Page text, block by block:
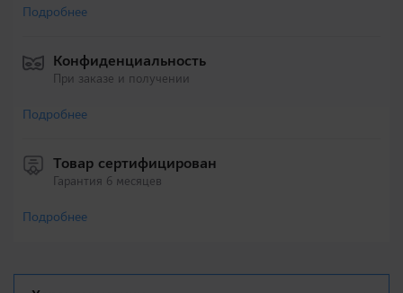
Подробнее
Конфиденциальность
При заказе и получении
Подробнее
Товар сертифицирован
Гарантия 6 месяцев
Подробнее